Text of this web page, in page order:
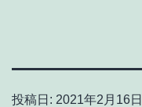
投稿日: 2021年2月16日